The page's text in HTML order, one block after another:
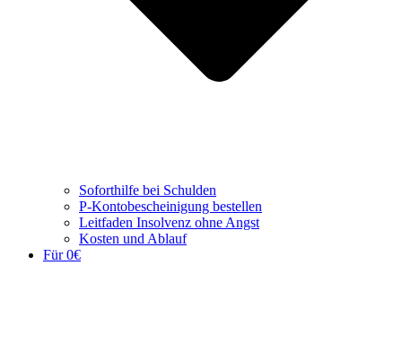
Soforthilfe bei Schulden
P-Kontobescheinigung bestellen
Leitfaden Insolvenz ohne Angst
Kosten und Ablauf
Für 0€